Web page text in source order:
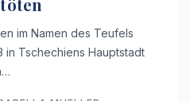
im Namen des Teufels
in Tschechiens Hauptstadt